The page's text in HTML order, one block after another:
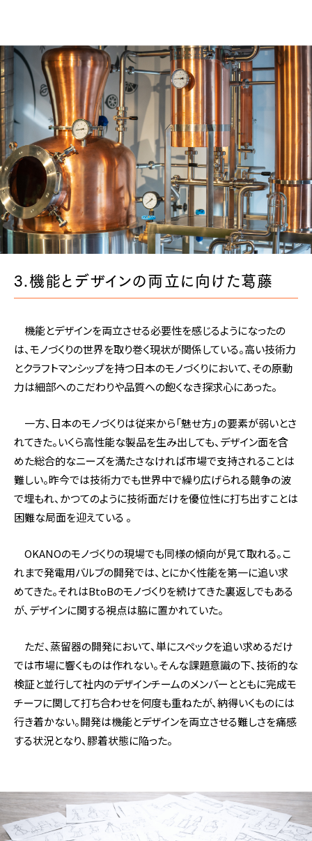
3.機能とデザインの両立に向けた葛藤
機能とデザインを両立させる必要性を感じるようになったの
は、モノづくりの世界を取り巻く現状が関係している。高い技術力
とクラフトマンシップを持つ日本のモノづくりにおいて、その原動
力は細部へのこだわりや品質への飽くなき探求心にあった。
一方、日本のモノづくりは従来から「魅せ方」の要素が弱いとさ
れてきた。いくら高性能な製品を生み出しても、デザイン面を含
めた総合的なニーズを満たさなければ市場で支持されることは
難しい。昨今では技術力でも世界中で繰り広げられる競争の波
で埋もれ、かつてのように技術面だけを優位性に打ち出すことは
困難な局面を迎えている 。
OKANOのモノづくりの現場でも同様の傾向が見て取れる。こ
れまで発電用バルブの開発では、とにかく性能を第一に追い求
めてきた。それはBtoBのモノづくりを続けてきた裏返しでもある
が、デザインに関する視点は脇に置かれていた。
ただ、蒸留器の開発において、単にスペックを追い求めるだけ
では市場に響くものは作れない。そんな課題意識の下、技術的な
検証と並行して社内のデザインチームのメンバーとともに完成モ
チーフに関して打ち合わせを何度も重ねたが、納得いくものには
行き着かない。開発は機能とデザインを両立させる難しさを痛感
する状況となり、膠着状態に陥った。